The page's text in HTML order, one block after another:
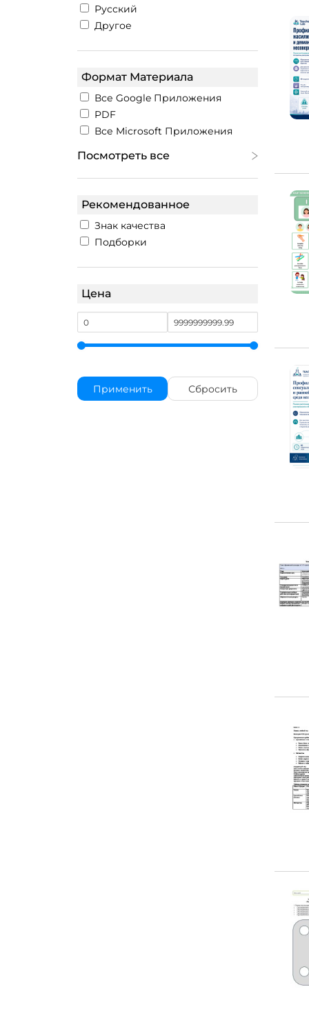
Русский
Другое
Формат Материала
Все Google Приложения
PDF
Все Microsoft Приложения
Посмотреть все
Рекомендованное
Знак качества
Подборки
Цена
Применить Сбросить